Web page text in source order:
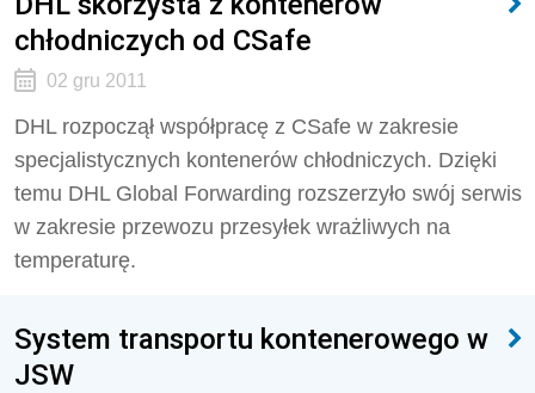
chłodniczych od CSafe
02 gru 2011
DHL rozpoczął współpracę z CSafe w zakresie
specjalistycznych kontenerów chłodniczych. Dzięki
temu DHL Global Forwarding rozszerzyło swój serwis
w zakresie przewozu przesyłek wrażliwych na
temperaturę.
System transportu kontenerowego w
JSW